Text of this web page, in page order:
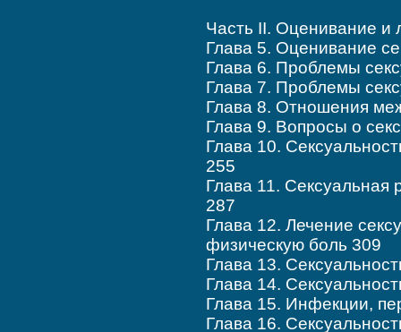
Часть II. Оценивание и
Глава 5. Оценивание
Глава 6. Проблемы
Глава 7. Проблемы
Глава 8. Отношения
Глава 9. Вопросы о
Глава 10.
255
Глава 11.
287
Глава 12. Лечение
физическую боль 309
Глава 13.
Глава 14.
Глава 15. Инфекции,
Глава 16.